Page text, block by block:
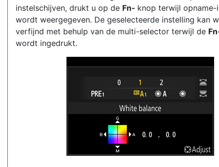
instelschijven, drukt u op de Fn- knop terwijl
wordt weergegeven. De geselecteerde instelling kan
verfijnd met behulp van de multi-selector terwijl de
wordt ingedrukt.